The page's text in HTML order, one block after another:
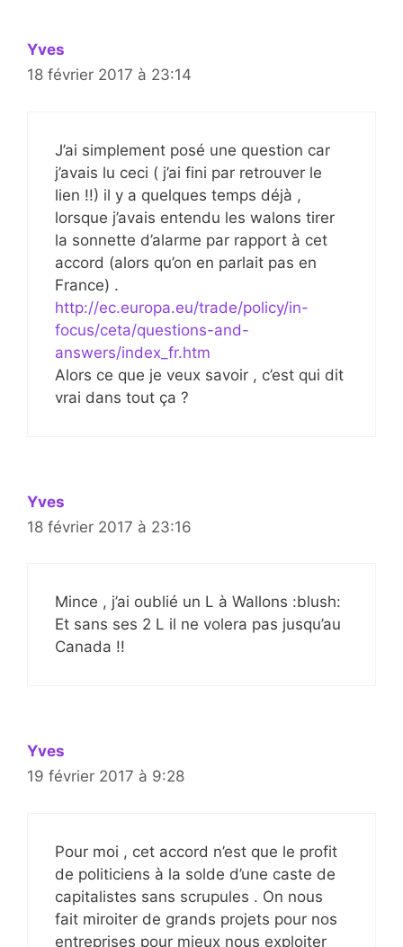
Yves
18 février 2017 à 23:14
J’ai simplement posé une question car
j’avais lu ceci ( j’ai fini par retrouver le
lien !!) il y a quelques temps déjà ,
lorsque j’avais entendu les walons tirer
la sonnette d’alarme par rapport à cet
accord (alors qu’on en parlait pas en
France) .
http://ec.europa.eu/trade/policy/in-
focus/ceta/questions-and-
answers/index_fr.htm
Alors ce que je veux savoir , c’est qui dit
vrai dans tout ça ?
Yves
18 février 2017 à 23:16
Mince , j’ai oublié un L à Wallons :blush:
Et sans ses 2 L il ne volera pas jusqu’au
Canada !!
Yves
19 février 2017 à 9:28
Pour moi , cet accord n’est que le profit
de politiciens à la solde d’une caste de
capitalistes sans scrupules . On nous
fait miroiter de grands projets pour nos
entreprises pour mieux nous exploiter